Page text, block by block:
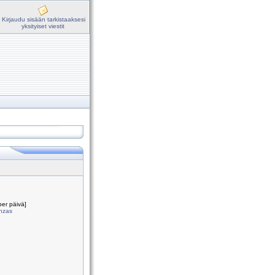
Kirjaudu sisään tarkistaaksesi
yksityiset viestit
päivä]